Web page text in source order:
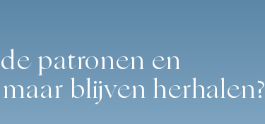
patronen en
blijven herhalen?